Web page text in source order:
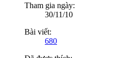
Tham gia ngày:
30/11/10
Bài viết:
680